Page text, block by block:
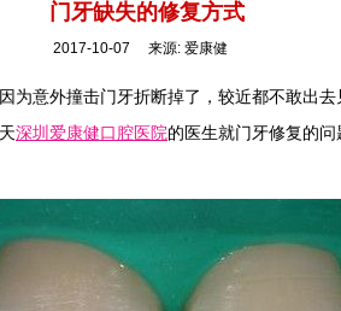
门牙缺失的修复方式
2017-10-07 来源: 爱康健
为意外撞击门牙折断掉了，较近都不敢出
深圳爱康健口腔医院的医生就门牙修复的